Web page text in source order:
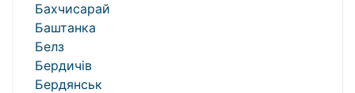
Бахчисарай
Баштанка
Белз
Бердичів
Бердянськ